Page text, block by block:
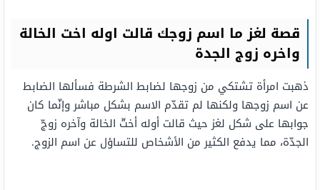
قصة لغز ما اسم زوجك قالت اوله اخت الخالة
واخره زوج الجدة
ذهبت امرأة تشتكي من زوجها لضابط الشرطة فسألها الضابط
عن اسم زوجها ولكنها لم تقدّم الاسم بشكل مباشر وإنّما كان
جوابها على شكل لغز حيث قالت أوله أختّ الخالة وآخره زوجّ
الجدّة، مما يدفع الكثير من الأشخاص للتساؤل عن اسم الزوج.